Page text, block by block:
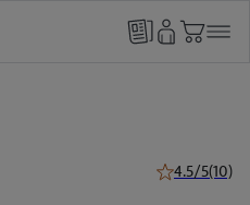
4.5/5(10)